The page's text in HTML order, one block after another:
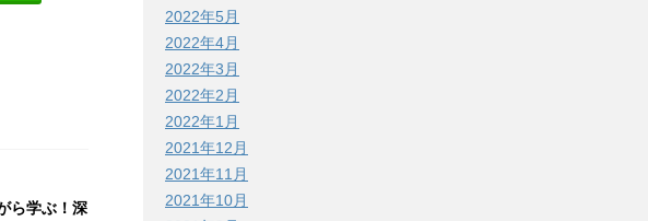
ら学ぶ！深
2022年5月
2022年4月
2022年3月
2022年2月
2022年1月
2021年12月
2021年11月
2021年10月